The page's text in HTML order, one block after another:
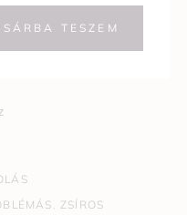
TESZEM
, ZSÍROS